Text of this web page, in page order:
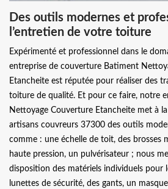
Des outils modernes et
l’entretien de votre toiture
Expérimenté et professionnel dans le
entreprise de couverture Batiment
Etancheite est réputée pour réaliser des
toiture de qualité. Et pour ce faire, notre
Nettoyage Couverture Etancheite met à
artisans couvreurs 37300 des outils
comme : une échelle de toit, des brosses
haute pression, un pulvérisateur ; nous
disposition des matériels individuels pour
lunettes de sécurité, des gants, un